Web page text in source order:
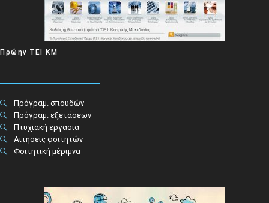
Πρώην ΤΕΙ ΚΜ
Πρόγραμ. σπουδών
Πρόγραμ. εξετάσεων
Πτυχιακή εργασία
Αιτήσεις φοιτητών
Φοιτητική μέριμνα